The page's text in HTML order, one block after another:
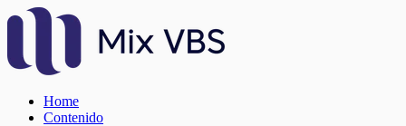
Home
Contenido